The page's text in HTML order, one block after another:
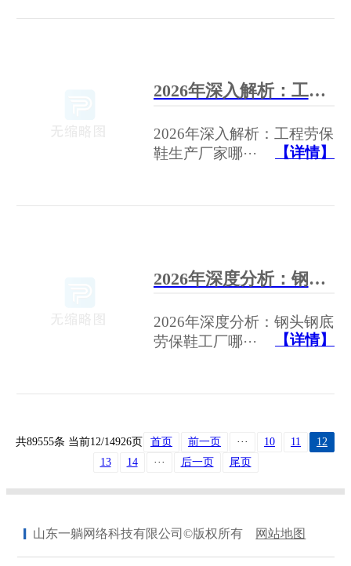
2026年深入解析：工程劳保鞋生产厂家哪家好？数据、趋势与领军企业全景扫描
2026年深入解析：工程劳保
鞋生产厂家哪···
【详情】
2026年深度分析：钢头钢底劳保鞋工厂哪家质量好？关键评估与优质供应方指南
2026年深度分析：钢头钢底
劳保鞋工厂哪···
【详情】
共89555条 当前12/14926页 首页 前一页 ··· 10 11
12
13
14 ··· 后一页 尾页
山东一躺网络科技有限公司©版权所有 网站地图